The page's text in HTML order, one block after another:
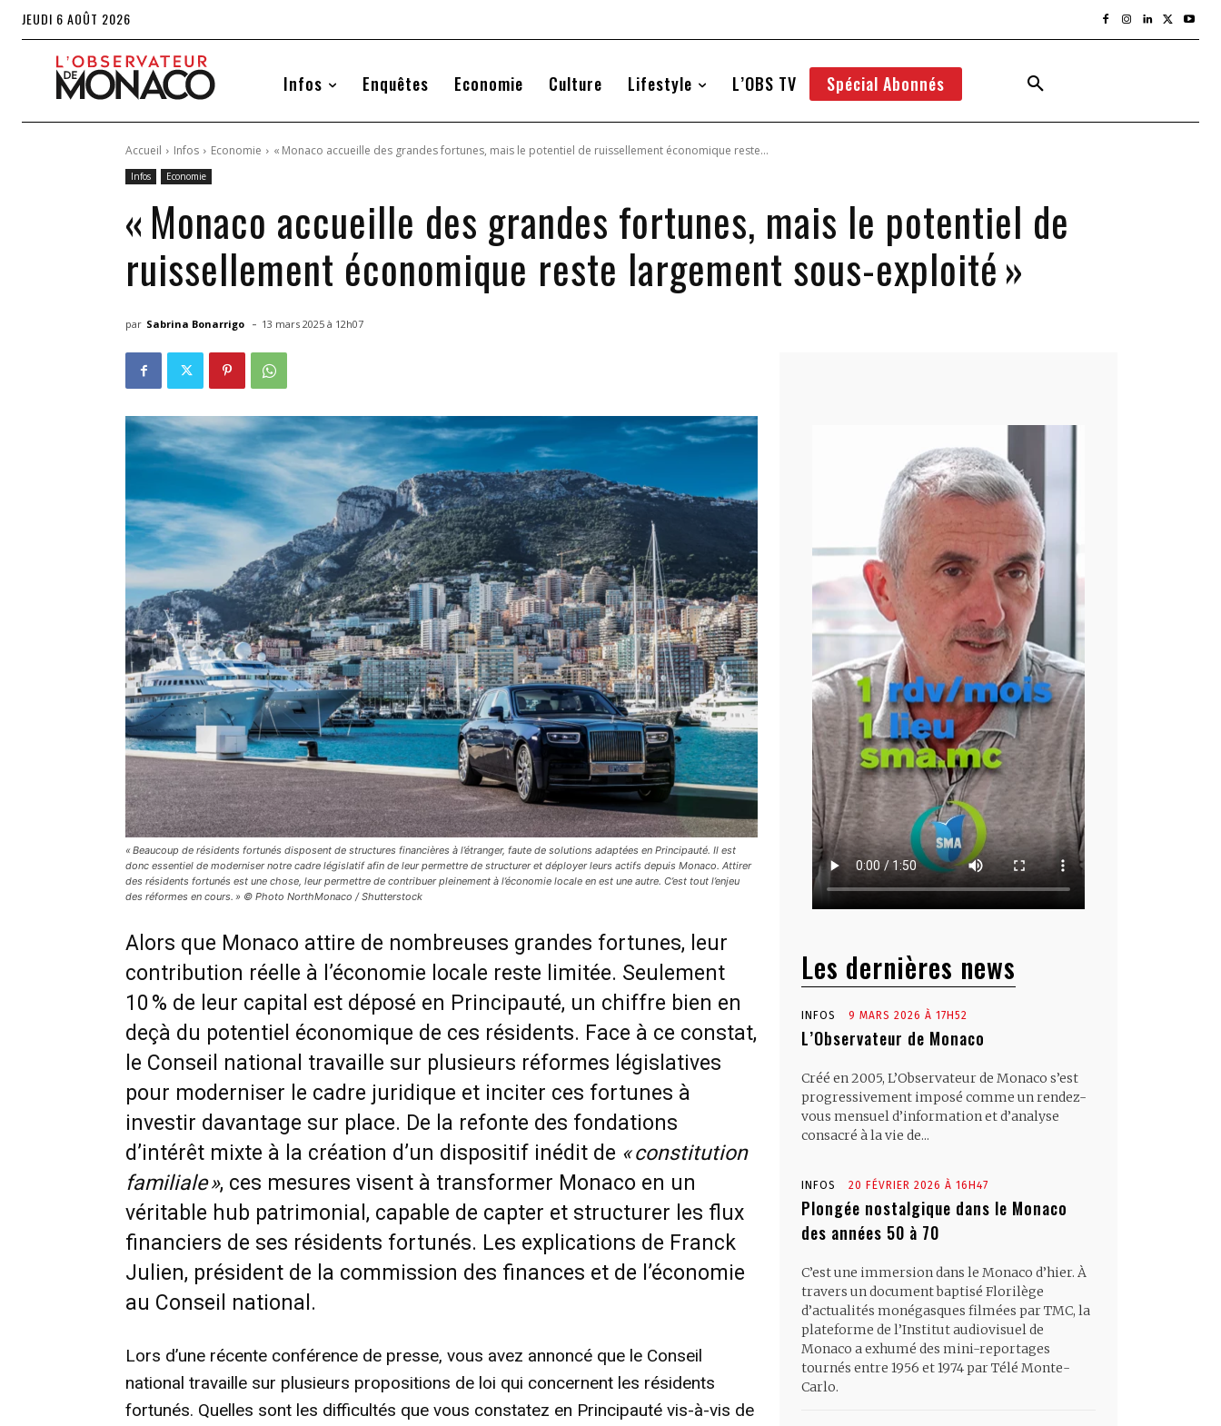
JEUDI 6 AOÛT 2026
Infos Enquêtes Economie Culture Lifestyle L’OBS TV Spécial Abonnés
Accueil Infos Economie « Monaco accueille des grandes fortunes, mais le potentiel de ruissellement économique reste...
Infos Economie
« Monaco accueille des grandes fortunes, mais le potentiel de
ruissellement économique reste largement sous-exploité »
par Sabrina Bonarrigo - 13 mars 2025 à 12h07
« Beaucoup de résidents fortunés disposent de structures financières à l’étranger, faute de solutions adaptées en Principauté. Il est
donc essentiel de moderniser notre cadre législatif afin de leur permettre de structurer et déployer leurs actifs depuis Monaco. Attirer
des résidents fortunés est une chose, leur permettre de contribuer pleinement à l’économie locale en est une autre. C’est tout l’enjeu
des réformes en cours. » © Photo NorthMonaco / Shutterstock
Alors que Monaco attire de nombreuses grandes fortunes, leur
contribution réelle à l’économie locale reste limitée. Seulement
10 % de leur capital est déposé en Principauté, un chiffre bien en
deçà du potentiel économique de ces résidents. Face à ce constat,
le Conseil national travaille sur plusieurs réformes législatives
pour moderniser le cadre juridique et inciter ces fortunes à
investir davantage sur place. De la refonte des fondations
d’intérêt mixte à la création d’un dispositif inédit de « constitution
familiale », ces mesures visent à transformer Monaco en un
véritable hub patrimonial, capable de capter et structurer les flux
financiers de ses résidents fortunés. Les explications de Franck
Julien, président de la commission des finances et de l’économie
au Conseil national.
Lors d’une récente conférence de presse, vous avez annoncé que le Conseil
national travaille sur plusieurs propositions de loi qui concernent les résidents
fortunés. Quelles sont les difficultés que vous constatez en Principauté vis-à-vis de
Les dernières news
INFOS 9 MARS 2026 À 17H52
L’Observateur de Monaco
Créé en 2005, L’Observateur de Monaco s’est
progressivement imposé comme un rendez-
vous mensuel d’information et d’analyse
consacré à la vie de...
INFOS 20 FÉVRIER 2026 À 16H47
Plongée nostalgique dans le Monaco
des années 50 à 70
C’est une immersion dans le Monaco d’hier. À
travers un document baptisé Florilège
d’actualités monégasques filmées par TMC, la
plateforme de l’Institut audiovisuel de
Monaco a exhumé des mini-reportages
tournés entre 1956 et 1974 par Télé Monte-
Carlo.